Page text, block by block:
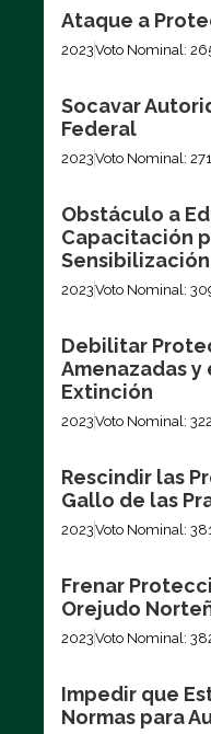
Ataque a
2023Voto Nominal:
Socavar
Federal
2023Voto Nominal: 271
Obstáculo a
Capacitación
2023Voto Nominal:
Debilitar
Amenazadas y
Extinción
2023Voto Nominal: 322
Rescindir las
Gallo de las
2023Voto Nominal:
Frenar
Orejudo
2023Voto Nominal:
Impedir que
Normas para